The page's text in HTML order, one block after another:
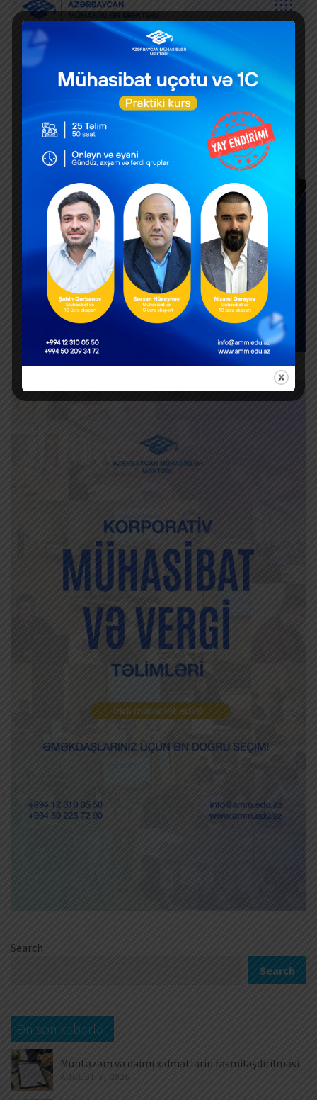
Search
Search
Ən son xəbərlər
Müntəzəm və daimi xidmətlərin rəsmiləşdirilməsi
AUGUST 7, 2026